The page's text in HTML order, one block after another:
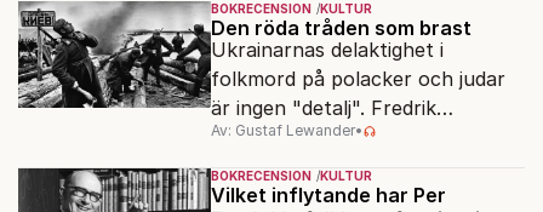
BOKRECENSION KULTUR
Den röda tråden som brast
Ukrainarnas delaktighet i
folkmord på polacker och judar
är ingen "detalj". Fredrik
Segerfeldts iver att skildra den
ryska imperialismen leder till en
förenklad bild av historien.
Av: Gustaf Lewander•
BOKRECENSION KULTUR
Vilket inflytande har Per